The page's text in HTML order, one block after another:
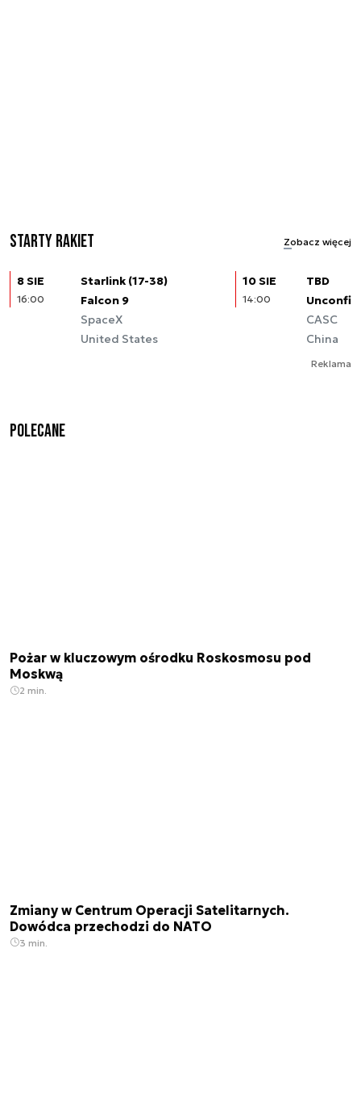
Starty rakiet Zobacz więcej
8 SIE
16:00
Starlink (17-38)
Falcon 9
SpaceX
United States
10 SIE
14:00
TBD
CASC
China
Reklama
Polecane
Pożar w kluczowym ośrodku Roskosmosu pod
Moskwą
2 min.
Zmiany w Centrum Operacji Satelitarnych.
Dowódca przechodzi do NATO
3 min.